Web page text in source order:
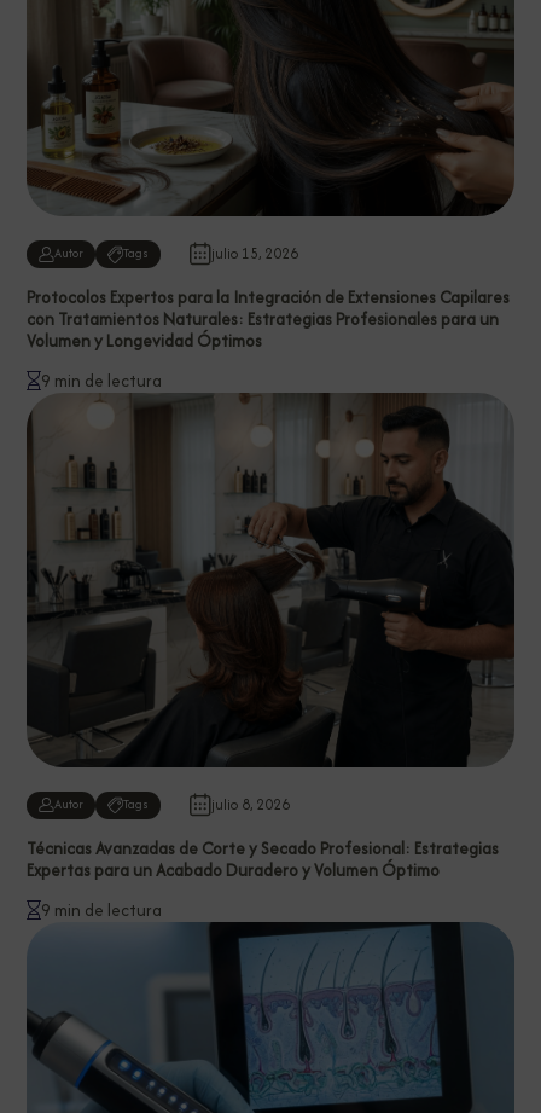
Autor Tags julio 15, 2026
Protocolos Expertos para la Integración de Extensiones Capilares
con Tratamientos Naturales: Estrategias Profesionales para un
Volumen y Longevidad Óptimos
9 min de lectura
Autor Tags julio 8, 2026
Técnicas Avanzadas de Corte y Secado Profesional: Estrategias
Expertas para un Acabado Duradero y Volumen Óptimo
9 min de lectura